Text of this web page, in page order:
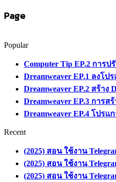
Page
Popular
Computer Tip EP.2 การป
Dreamweaver EP.1 ลงโป
Dreamweaver EP.2 สร้าง
Dreamweaver EP.3 การส
Dreamweaver EP.4 โปร
Recent
(2025) สอน ใช้งาน
(2025) สอน ใช้งาน
(2025) สอน ใช้งาน